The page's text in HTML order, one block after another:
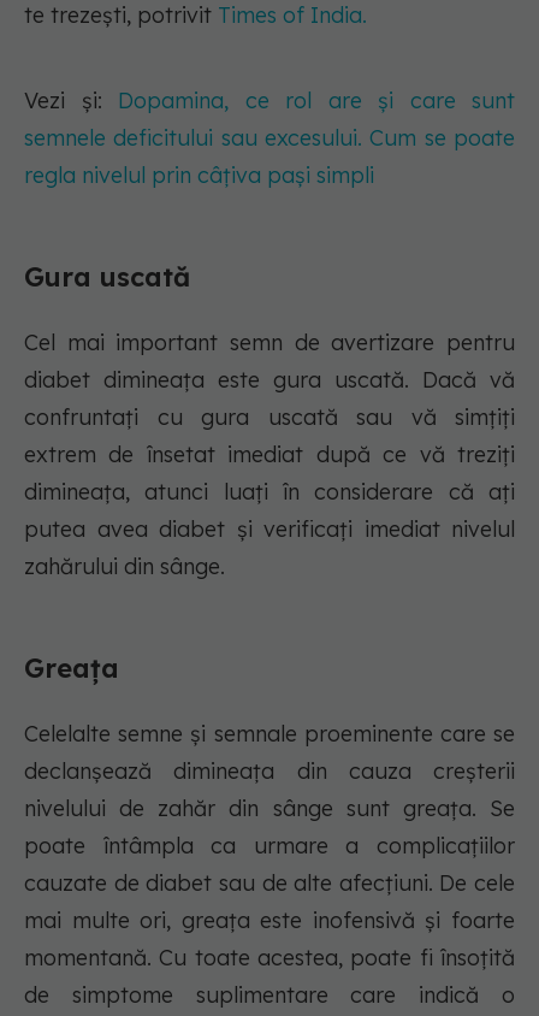
te trezești, potrivit Times of India.
Vezi și: Dopamina, ce rol are și care sunt
semnele deficitului sau excesului. Cum se poate
regla nivelul prin câțiva pași simpli
Gura uscată
Cel mai important semn de avertizare pentru
diabet dimineața este gura uscată. Dacă vă
confruntați cu gura uscată sau vă simțiți
extrem de însetat imediat după ce vă treziți
dimineața, atunci luați în considerare că ați
putea avea diabet și verificați imediat nivelul
zahărului din sânge.
Greața
Celelalte semne și semnale proeminente care se
declanșează dimineața din cauza creșterii
nivelului de zahăr din sânge sunt greața. Se
poate întâmpla ca urmare a complicațiilor
cauzate de diabet sau de alte afecțiuni. De cele
mai multe ori, greața este inofensivă și foarte
momentană. Cu toate acestea, poate fi însoțită
de simptome suplimentare care indică o